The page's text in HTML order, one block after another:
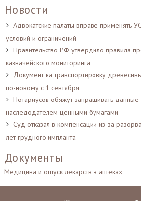
Новости
Адвокатские палаты вправе применять
условий и ограничений
Правительство РФ утвердило правила
казначейского мониторинга
Документ на транспортировку
по-новому с 1 сентября
Нотариусов обяжут запрашивать данные
наследодателем ценными бумагами
Суд отказал в компенсации из-за
лет грудного импланта
Документы
Медицина и отпуск лекарств в аптеках